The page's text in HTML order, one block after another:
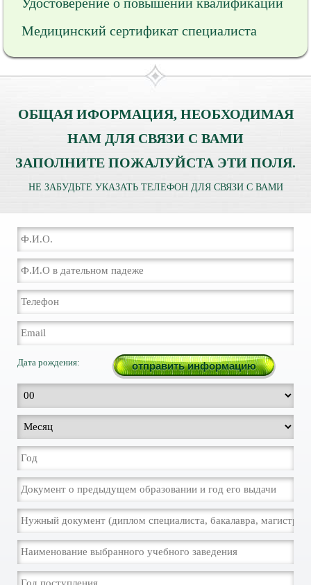
Медицинский сертификат специалиста
ОБЩАЯ ИФОРМАЦИЯ, НЕОБХОДИМАЯ
НАМ ДЛЯ СВЯЗИ С ВАМИ
ЗАПОЛНИТЕ ПОЖАЛУЙСТА ЭТИ ПОЛЯ.
НЕ ЗАБУДЬТЕ УКАЗАТЬ ТЕЛЕФОН ДЛЯ СВЯЗИ С ВАМИ
Дата рождения: